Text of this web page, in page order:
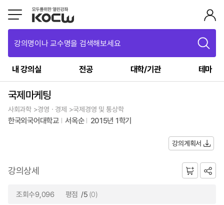
강의명이나 교수명을 검색해보세요
내 강의실 전공 대학/기관 테마
국제마케팅
사회과학 >경영ㆍ경제 >국제경영 및 통상학
한국외국어대학교 서옥순 2015년 1학기
강의계획서
강의상세
조회수9,096 평점 /5 (0)